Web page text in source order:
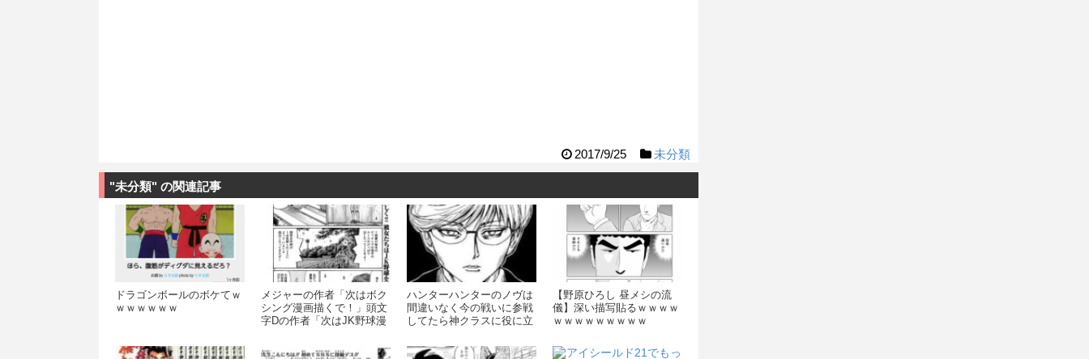
2017/9/25 未分類
"未分類" の関連記事
ドラゴンボールのボケてｗ
ｗｗｗｗｗｗ
メジャーの作者「次はボク
シング漫画描くで！」頭文
字Dの作者「次はJK野球漫
ハンターハンターのノヴは
間違いなく今の戦いに参戦
してたら神クラスに役に立
【野原ひろし 昼メシの流
儀】深い描写貼るｗｗｗｗ
ｗｗｗｗｗｗｗｗｗ